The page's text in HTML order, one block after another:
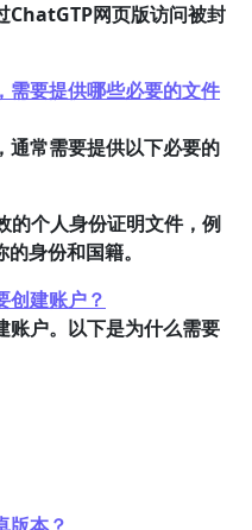
ChatGTP网页版访问被封
需要提供哪些必要的文件
通常需要提供以下必要的
的个人身份证明文件，例
身份和国籍。
创建账户？
账户。以下是为什么需要